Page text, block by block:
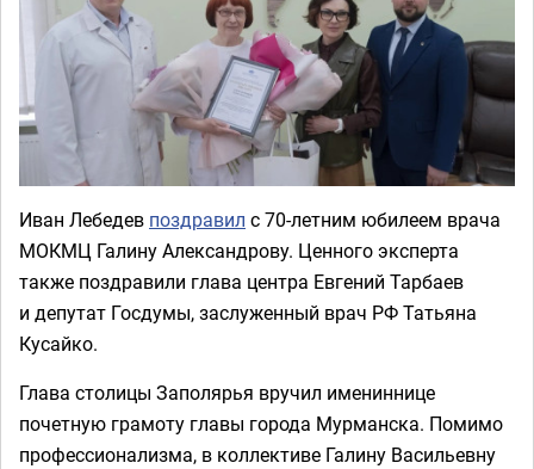
Иван Лебедев поздравил с 70-летним юбилеем врача
МОКМЦ Галину Александрову. Ценного эксперта
также поздравили глава центра Евгений Тарбаев
и депутат Госдумы, заслуженный врач РФ Татьяна
Кусайко.
Глава столицы Заполярья вручил имениннице
почетную грамоту главы города Мурманска. Помимо
профессионализма, в коллективе Галину Васильевну